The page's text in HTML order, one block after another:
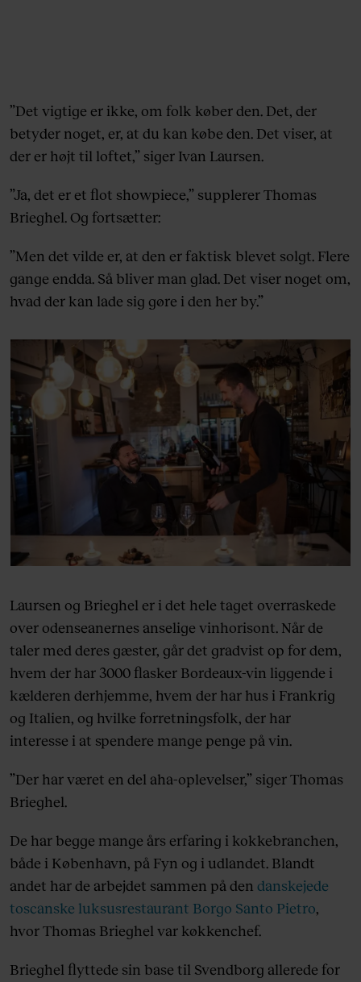
”Det vigtige er ikke, om folk køber den. Det, der
betyder noget, er, at du kan købe den. Det viser, at
der er højt til loftet,” siger Ivan Laursen.
”Ja, det er et flot showpiece,” supplerer Thomas
Brieghel. Og fortsætter:
”Men det vilde er, at den er faktisk blevet solgt. Flere
gange endda. Så bliver man glad. Det viser noget om,
hvad der kan lade sig gøre i den her by.”
Laursen og Brieghel er i det hele taget overraskede
over odenseanernes anselige vinhorisont. Når de
taler med deres gæster, går det gradvist op for dem,
hvem der har 3000 flasker Bordeaux-vin liggende i
kælderen derhjemme, hvem der har hus i Frankrig
og Italien, og hvilke forretningsfolk, der har
interesse i at spendere mange penge på vin.
”Der har været en del aha-oplevelser,” siger Thomas
Brieghel.
De har begge mange års erfaring i kokkebranchen,
både i København, på Fyn og i udlandet. Blandt
andet har de arbejdet sammen på den danskejede
toscanske luksusrestaurant Borgo Santo Pietro,
hvor Thomas Brieghel var køkkenchef.
Brieghel flyttede sin base til Svendborg allerede for